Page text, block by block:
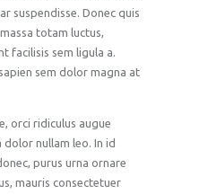
suspendisse. Donec quis
totam luctus,
facilisis sem ligula a.
sem dolor magna at
orci ridiculus augue
nullam leo. In id
purus urna ornare
mauris consectetuer